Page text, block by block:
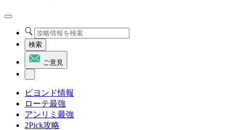
検索
ご意見
ビヨンド情報
ローテ最強
アンリミ最強
2Pick攻略